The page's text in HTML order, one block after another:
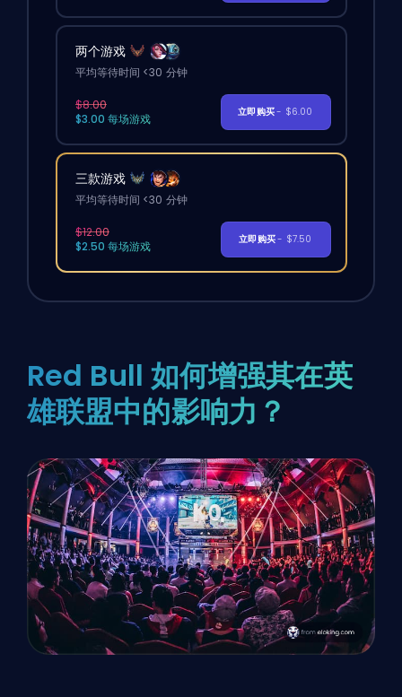
两个游戏
平均等待时间 <30 分钟
$8.00
$3.00 每场游戏
立即购买- $6.00
三款游戏
平均等待时间 <30 分钟
$12.00
$2.50 每场游戏
立即购买- $7.50
Red Bull 如何增强其在英
雄联盟中的影响力？